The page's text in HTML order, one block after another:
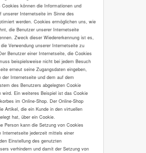
können die Informationen und
unserer Internetseite im Sinne des
werden. Cookies ermöglichen uns, wie
die Benutzer unserer Internetseite
Zweck dieser Wiedererkennung ist es,
Verwendung unserer Internetseite zu
Benutzer einer Internetseite, die Cookies
beispielsweise nicht bei jedem Besuch
erneut seine Zugangsdaten eingeben,
der Internetseite und dem auf dem
des Benutzers abgelegten Cookie
wird. Ein weiteres Beispiel ist das Cookie
im Online-Shop. Der Online-Shop
Artikel, die ein Kunde in den virtuellen
hat, über ein Cookie.
Person kann die Setzung von Cookies
Internetseite jederzeit mittels einer
Einstellung des genutzten
verhindern und damit der Setzung von